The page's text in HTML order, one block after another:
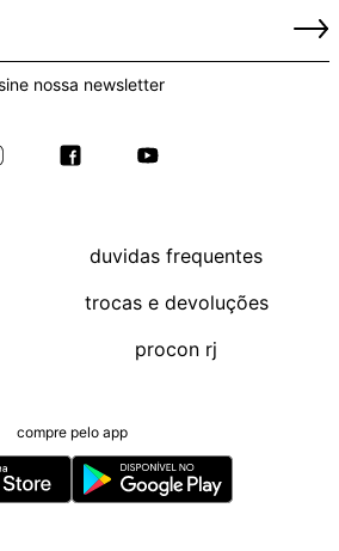
nossa newsletter
duvidas frequentes
trocas e devoluções
procon rj
compre pelo app